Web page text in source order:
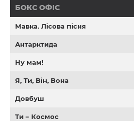
БОКС ОФІС
Мавка. Лісова пісня
Антарктида
Ну мам!
Я, Ти, Він, Вона
Довбуш
Ти – Космос